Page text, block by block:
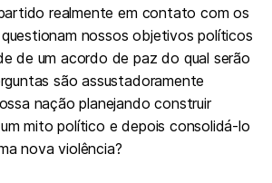
realmente em contato com os
nossos objetivos políticos
de um acordo de paz do qual serão
são assustadoramente
nação planejando construir
mito político e depois consolidá-lo
nova violência?